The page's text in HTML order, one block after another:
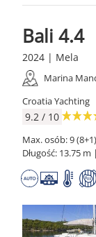
Bali 4.4
2024 | Mela
Marina
Croatia Yachting
9.2 / 10
Max. osób: 9
Długość: 13.75